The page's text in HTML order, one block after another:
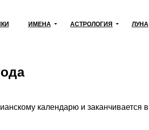
ИМЕНА АСТРОЛОГИЯ ЛУНА
календарю и заканчивается в